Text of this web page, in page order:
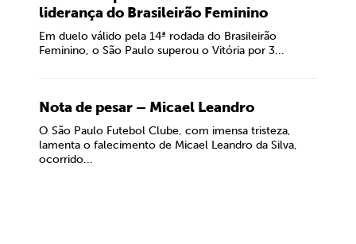
liderança do Brasileirão Feminino
Em duelo válido pela 14ª rodada do Brasileirão
Feminino, o São Paulo superou o Vitória por 3...
Nota de pesar – Micael Leandro
O São Paulo Futebol Clube, com imensa tristeza,
lamenta o falecimento de Micael Leandro da Silva,
ocorrido...